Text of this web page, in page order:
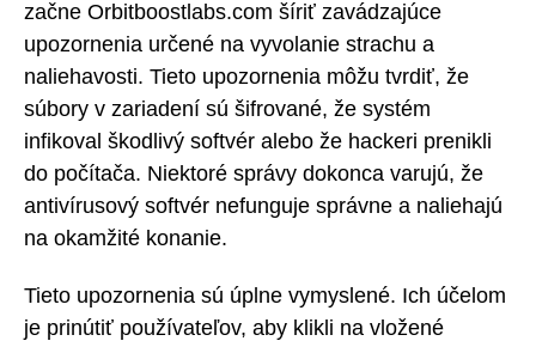
začne Orbitboostlabs.com šíriť zavádzajúce
upozornenia určené na vyvolanie strachu a
naliehavosti. Tieto upozornenia môžu tvrdiť, že
súbory v zariadení sú šifrované, že systém
infikoval škodlivý softvér alebo že hackeri prenikli
do počítača. Niektoré správy dokonca varujú, že
antivírusový softvér nefunguje správne a naliehajú
na okamžité konanie.
Tieto upozornenia sú úplne vymyslené. Ich účelom
je prinútiť používateľov, aby klikli na vložené